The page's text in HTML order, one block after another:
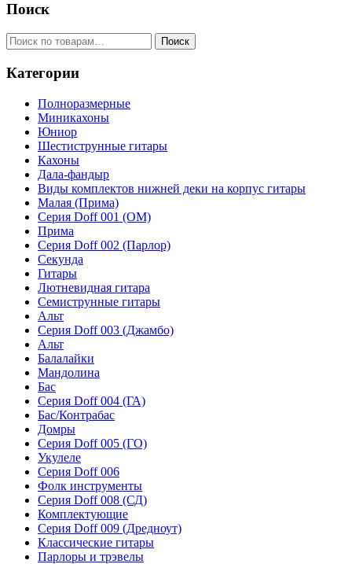
Поиск
Искать: Поиск
Категории
Полноразмерные
Миникахоны
Юниор
Шестиструнные гитары
Кахоны
Дала-фандыр
Виды комплектов нижней деки на корпус гитары
Малая (Прима)
Серия Doff 001 (ОМ)
Прима
Серия Doff 002 (Парлор)
Секунда
Гитары
Лютневидная гитара
Семиструнные гитары
Альт
Серия Doff 003 (Джамбо)
Альт
Балалайки
Мандолина
Бас
Серия Doff 004 (ГА)
Бас/Контрабас
Домры
Серия Doff 005 (ГО)
Укулеле
Серия Doff 006
Фолк инструменты
Серия Doff 008 (СД)
Комплектующие
Серия Doff 009 (Дредноут)
Классические гитары
Парлоры и трэвелы